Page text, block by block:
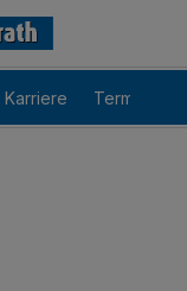
Karriere Termine